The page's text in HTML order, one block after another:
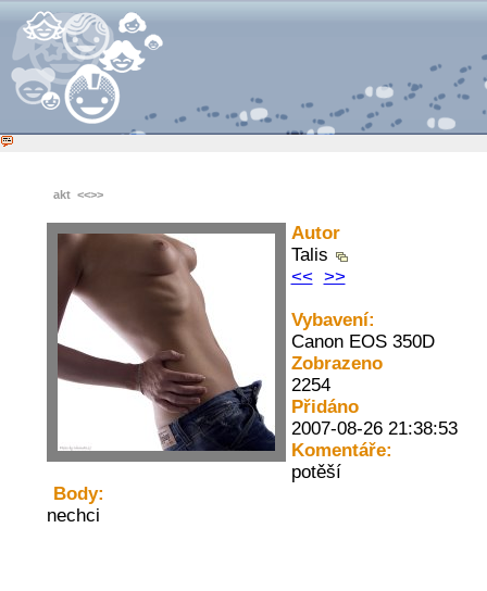
akt <<>>
Autor
Talis
<< >>
Vybavení:
Canon EOS 350D
Zobrazeno
2254
Přidáno
2007-08-26 21:38:53
Komentáře:
potěší
Body:
nechci